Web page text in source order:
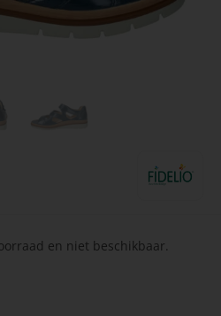
en niet beschikbaar.